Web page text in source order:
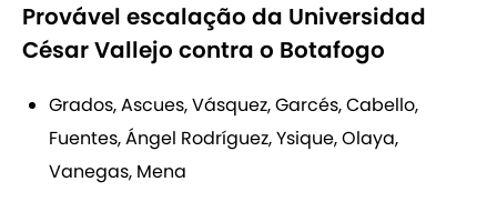
Provável escalação da Universidad
César Vallejo contra o Botafogo
Grados, Ascues, Vásquez, Garcés, Cabello,
Fuentes, Ángel Rodríguez, Ysique, Olaya,
Vanegas, Mena